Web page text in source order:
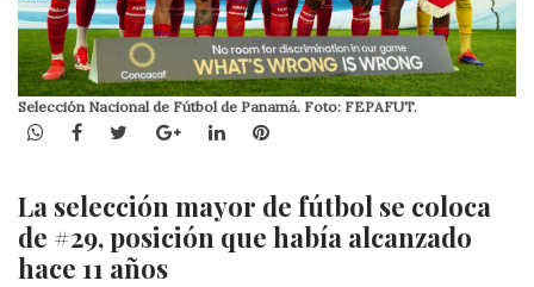
Selección Nacional de Fútbol de Panamá. Foto: FEPAFUT.
WhatsApp
Facebook
TwitterGoogle+LinkedInPinterest
La selección mayor de fútbol se coloca
de #29, posición que había alcanzado
hace 11 años